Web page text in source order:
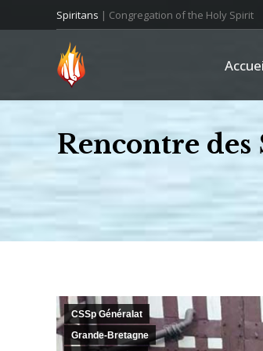
Spiritans | Congregation of the Holy Spirit
Rencontre
CSSp Généralat
Grande-Bretagne